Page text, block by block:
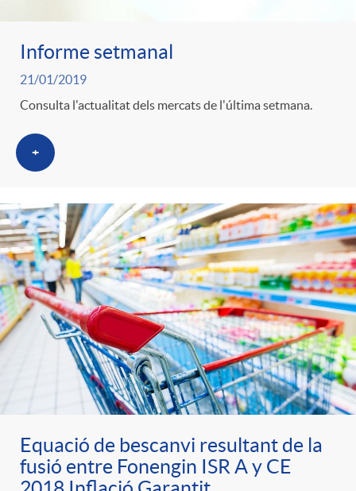
Informe setmanal
21/01/2019
Consulta l'actualitat dels mercats de l'última setmana.
+
Equació de bescanvi resultant de la
fusió entre Fonengin ISR A y CE